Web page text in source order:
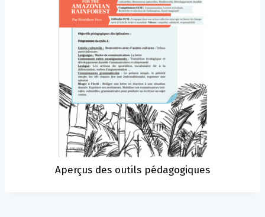
Aperçus des outils pédagogiques